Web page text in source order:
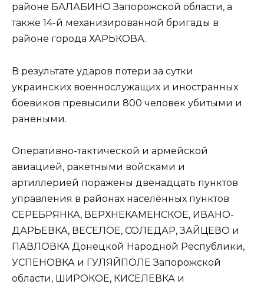
районе БАЛАБИНО Запорожской области, а
также 14-й механизированной бригады в
районе города ХАРЬКОВА.
В результате ударов потери за сутки
украинских военнослужащих и иностранных
боевиков превысили 800 человек убитыми и
ранеными.
Оперативно-тактической и армейской
авиацией, ракетными войсками и
артиллерией поражены двенадцать пунктов
управления в районах населённых пунктов
СЕРЕБРЯНКА, ВЕРХНЕКАМЕНСКОЕ, ИВАНО-
ДАРЬЕВКА, ВЕСЕЛОЕ, СОЛЕДАР, ЗАЙЦЕВО и
ПАВЛОВКА Донецкой Народной Республики,
УСПЕНОВКА и ГУЛЯЙПОЛЕ Запорожской
области, ШИРОКОЕ, КИСЕЛЕВКА и